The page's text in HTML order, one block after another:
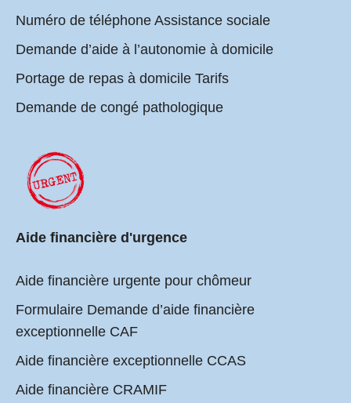
Numéro de téléphone Assistance sociale
Demande d’aide à l’autonomie à domicile
Portage de repas à domicile Tarifs
Demande de congé pathologique
Aide financière d'urgence
Aide financière urgente pour chômeur
Formulaire Demande d’aide financière
exceptionnelle CAF
Aide financière exceptionnelle CCAS
Aide financière CRAMIF